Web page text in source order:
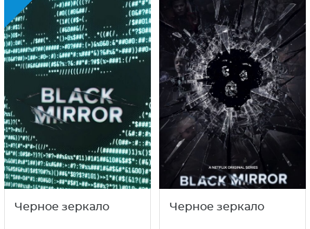
Черное зеркало Черное зеркало